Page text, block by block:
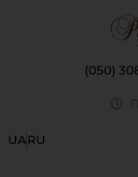
(050)
UARU